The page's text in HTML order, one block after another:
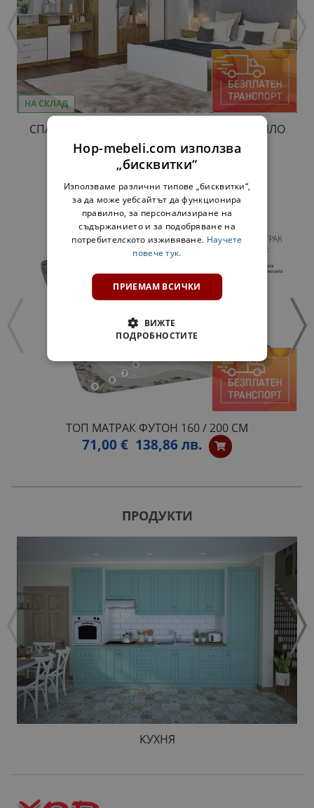
НА СКЛАД
СПАЛЕН КОМПЛЕКТ КИМ MAX АРТИЗАН / БЯЛО
357,00 € 698,23 лв.
ДОПЪЛНИ КОМПЛЕКТ:
ТОП МАТРАК ФУТОН 160 / 200 СМ
71,00 € 138,86 лв.
ПРОДУКТИ
КУХНЯ
Hop-mebeli.com използва
„бисквитки“
Използваме различни типове „бисквитки“,
за да може уебсайтът да функционира
правилно, за персонализиране на
съдържанието и за подобряване на
потребителското изживяване. Научете
повече тук.
ПРИЕМАМ ВСИЧКИ
ВИЖТЕ
ПОДРОБНОСТИТЕ